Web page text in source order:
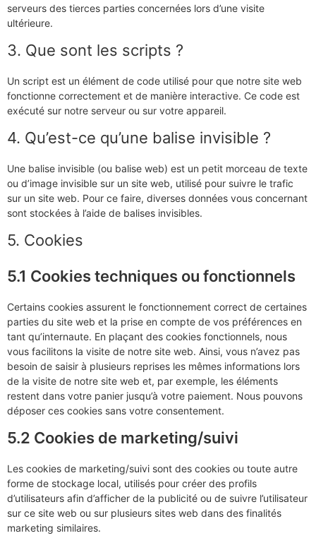
serveurs des tierces parties concernées lors d’une visite
ultérieure.
3. Que sont les scripts ?
Un script est un élément de code utilisé pour que notre site web
fonctionne correctement et de manière interactive. Ce code est
exécuté sur notre serveur ou sur votre appareil.
4. Qu’est-ce qu’une balise invisible ?
Une balise invisible (ou balise web) est un petit morceau de texte
ou d’image invisible sur un site web, utilisé pour suivre le trafic
sur un site web. Pour ce faire, diverses données vous concernant
sont stockées à l’aide de balises invisibles.
5. Cookies
5.1 Cookies techniques ou fonctionnels
Certains cookies assurent le fonctionnement correct de certaines
parties du site web et la prise en compte de vos préférences en
tant qu’internaute. En plaçant des cookies fonctionnels, nous
vous facilitons la visite de notre site web. Ainsi, vous n’avez pas
besoin de saisir à plusieurs reprises les mêmes informations lors
de la visite de notre site web et, par exemple, les éléments
restent dans votre panier jusqu’à votre paiement. Nous pouvons
déposer ces cookies sans votre consentement.
5.2 Cookies de marketing/suivi
Les cookies de marketing/suivi sont des cookies ou toute autre
forme de stockage local, utilisés pour créer des profils
d’utilisateurs afin d’afficher de la publicité ou de suivre l’utilisateur
sur ce site web ou sur plusieurs sites web dans des finalités
marketing similaires.